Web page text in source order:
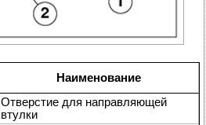
Наименование
Отверстие для направляющей
втулки